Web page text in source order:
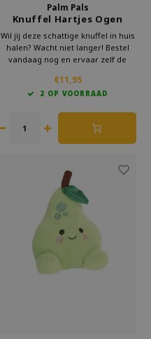
Palm Pals
Knuffel Hartjes Ogen
Smiley Aurora 13 cm
Wil jij deze schattige knuffel in huis
halen? Wacht niet langer! Bestel
vandaag nog en ervaar zelf de
jezelf blij te maken. Klik nu op
bestellen en ontvang jouw nieuwe
€11,95
2 OP VOORRAAD